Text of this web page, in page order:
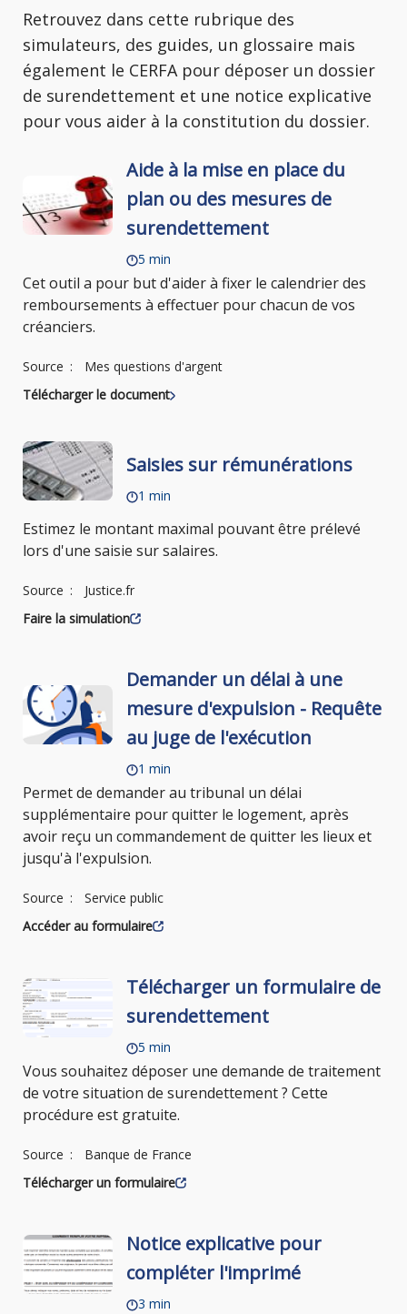
Retrouvez dans cette rubrique des
simulateurs, des guides, un glossaire mais
également le CERFA pour déposer un dossier
de surendettement et une notice explicative
pour vous aider à la constitution du dossier.
Aide à la mise en place du
plan ou des mesures de
surendettement
5 min
Cet outil a pour but d'aider à fixer le calendrier des
remboursements à effectuer pour chacun de vos
créanciers.
Source
Mes questions d'argent
Télécharger le document
Saisies sur rémunérations
1 min
Estimez le montant maximal pouvant être prélevé
lors d'une saisie sur salaires.
Source
Justice.fr
Faire la simulation
Demander un délai à une
mesure d'expulsion - Requête
au juge de l'exécution
1 min
Permet de demander au tribunal un délai
supplémentaire pour quitter le logement, après
avoir reçu un commandement de quitter les lieux et
jusqu'à l'expulsion.
Source
Service public
Accéder au formulaire
Télécharger un formulaire de
surendettement
5 min
Vous souhaitez déposer une demande de traitement
de votre situation de surendettement ? Cette
procédure est gratuite.
Source
Banque de France
Télécharger un formulaire
Notice explicative pour
compléter l'imprimé
3 min